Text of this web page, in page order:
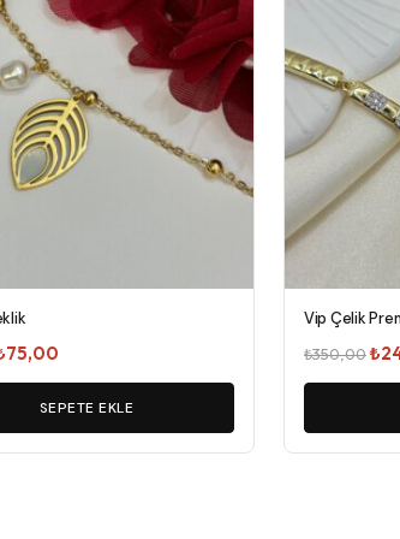
75,00
andaki
fiyat:
₺75,00.
SEPETE EKLE
Vip Çelik
₺350,00₺